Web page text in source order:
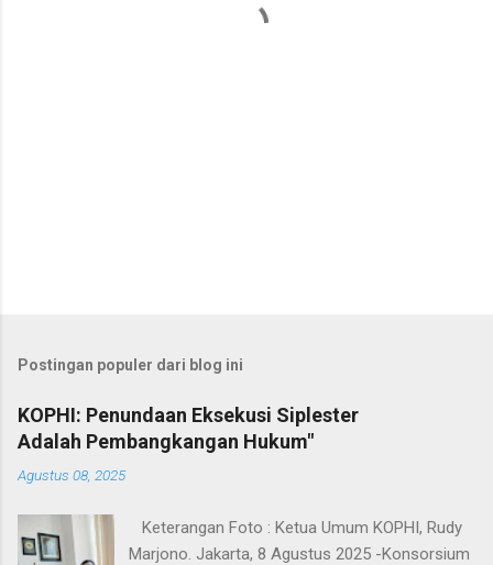
Postingan populer dari blog ini
KOPHI: Penundaan Eksekusi Siplester
Adalah Pembangkangan Hukum"
Agustus 08, 2025
Keterangan Foto : Ketua Umum KOPHI, Rudy
Marjono. Jakarta, 8 Agustus 2025 -Konsorsium